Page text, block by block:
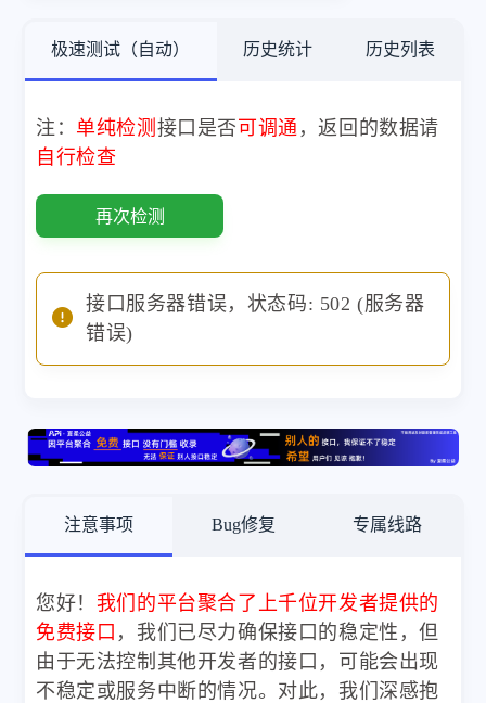
极速测试（自动） 历史统计 历史列表
注： 单纯检测 接口是否 可调通 ，返回的数据请
自行检查
再次检测
接口服务器错误，状态码: 502 (服务器
错误)
注意事项 Bug修复 专属线路
您好！ 我们的平台聚合了上千位开发者提供的
免费接口 ，我们已尽力确保接口的稳定性，但
由于无法控制其他开发者的接口，可能会出现
不稳定或服务中断的情况。对此，我们深感抱